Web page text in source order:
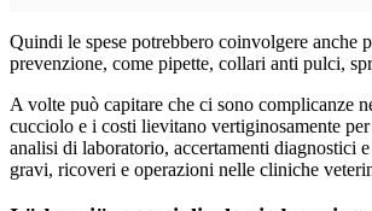
Quindi le spese potrebbero coinvolgere anche
prevenzione, come pipette, collari anti pulci,
A volte può capitare che ci sono complicanze
cucciolo e i costi lievitano vertiginosamente per
analisi di laboratorio, accertamenti diagnostici
gravi, ricoveri e operazioni nelle cliniche